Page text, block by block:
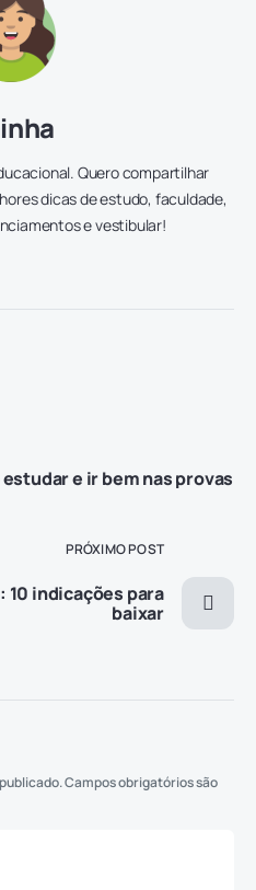
Quero compartilhar
dicas de estudo, faculdade,
e vestibular!
e ir bem nas provas
PRÓXIMO POST
indicações para
baixar
Campos obrigatórios são